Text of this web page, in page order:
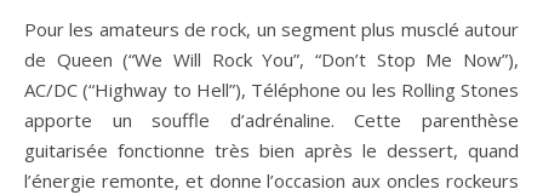
Pour les amateurs de rock, un segment plus musclé autour
de Queen (“We Will Rock You”, “Don’t Stop Me Now”),
AC/DC (“Highway to Hell”), Téléphone ou les Rolling Stones
apporte un souffle d’adrénaline. Cette parenthèse
guitarisée fonctionne très bien après le dessert, quand
l’énergie remonte, et donne l’occasion aux oncles rockeurs